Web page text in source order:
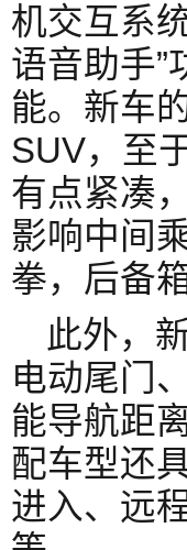
机交互系
语音助手”
能。新车
SUV，至
有点紧凑
影响中间
拳，后备
此外，
电动尾门
能导航距
配车型还
进入、远